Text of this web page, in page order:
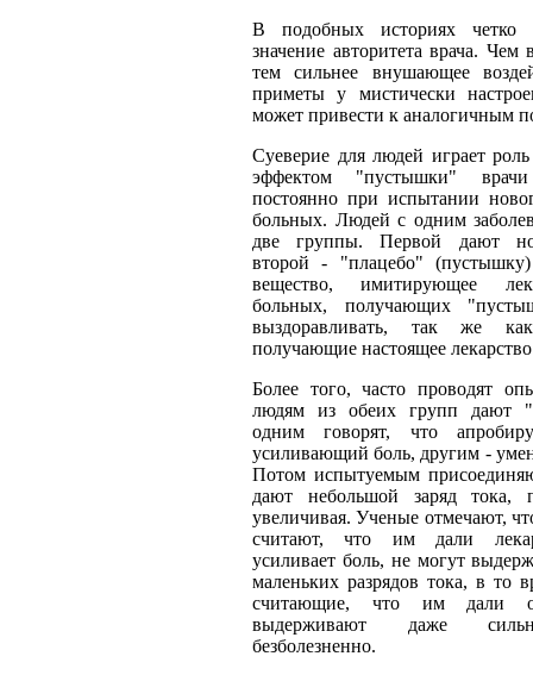
В подобных историях четко
значение авторитета врача. Чем
тем сильнее внушающее
приметы у мистически
может привести к аналогичным
Суеверие для людей играет
эффектом "пустышки" врачи
постоянно при испытании
больных. Людей с одним
две группы. Первой дают
второй - "плацебо"
вещество, имитирующее
больных, получающих
выздоравливать, так же
получающие настоящее
Более того, часто проводят
людям из обеих групп дают
одним говорят, что
усиливающий боль, другим -
Потом испытуемым
дают небольшой заряд тока,
увеличивая. Ученые отмечают,
считают, что им дали
усиливает боль, не могут
маленьких разрядов тока, в то
считающие, что им дали
выдерживают даже
безболезненно.